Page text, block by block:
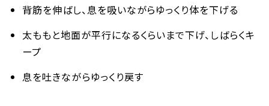
背筋を伸ばし、息を吸いながらゆっくり体を下げる
太ももと地面が平行になるくらいまで下げ、しばらくキ
ープ
息を吐きながらゆっくり戻す